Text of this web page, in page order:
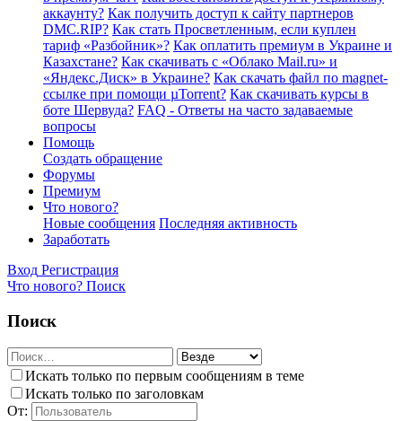
аккаунту? Как получить доступ к сайту партнеров
DMC.RIP? Как стать Просветленным, если куплен
тариф «Разбойник»? Как оплатить премиум в Украине и
Казахстане? Как скачивать с «Облако Mail.ru» и
«Яндекс.Диск» в Украине? Как скачать файл по magnet-
ссылке при помощи µTorrent? Как скачивать курсы в
боте Шервуда? FAQ - Ответы на часто задаваемые
вопросы
Помощь
Создать обращение
Форумы
Премиум
Что нового?
Новые сообщения Последняя активность
Заработать
Вход Регистрация
Что нового? Поиск
Поиск
Искать только по первым сообщениям в теме
Искать только по заголовкам
От: